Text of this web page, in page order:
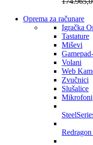
Oprema za računare
Igračka
Tastature
Miševi
Volani
Web
Zvučnici
Slušalice
Mikrofoni